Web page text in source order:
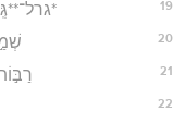
19
20
21
22